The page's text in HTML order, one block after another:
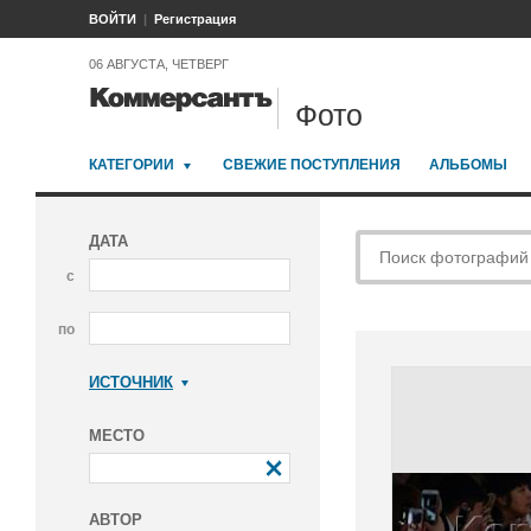
ВОЙТИ Регистрация
06 АВГУСТА, ЧЕТВЕРГ
Фото
КАТЕГОРИИ СВЕЖИЕ ПОСТУПЛЕНИЯ АЛЬБОМЫ
ДАТА
с
по
ИСТОЧНИК
МЕСТО
АВТОР